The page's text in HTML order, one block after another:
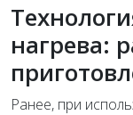
нагрева:
Ранее, при